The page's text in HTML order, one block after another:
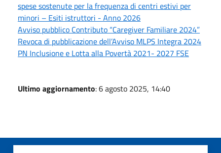
spese sostenute per la frequenza di centri estivi per
minori – Esiti istruttori - Anno 2026
Avviso pubblico Contributo “Caregiver Familiare 2024”
Revoca di pubblicazione dell’Avviso MLPS Integra 2024
PN Inclusione e Lotta alla Povertà 2021- 2027 FSE
Ultimo aggiornamento: 6 agosto 2025, 14:40